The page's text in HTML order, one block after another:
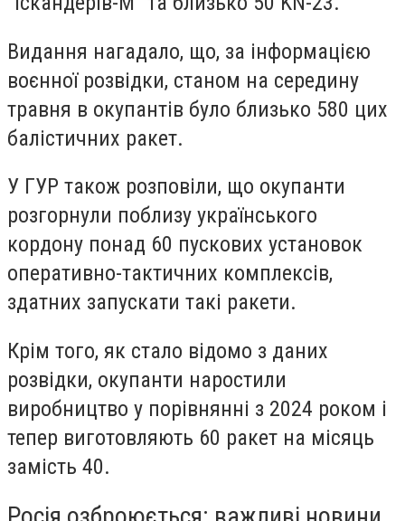
Видання нагадало, що, за інформацією
воєнної розвідки, станом на середину
травня в окупантів було близько 580 цих
балістичних ракет.
У ГУР також розповіли, що окупанти
розгорнули поблизу українського
кордону понад 60 пускових установок
оперативно-тактичних комплексів,
здатних запускати такі ракети.
Крім того, як стало відомо з даних
розвідки, окупанти наростили
виробництво у порівнянні з 2024 роком і
тепер виготовляють 60 ракет на місяць
замість 40.